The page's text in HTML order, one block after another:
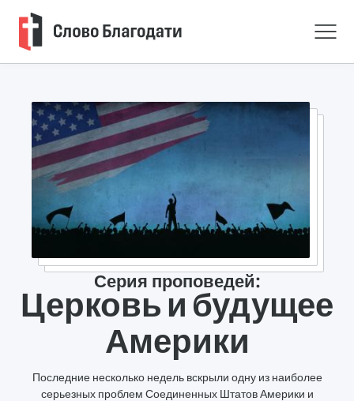
Серия проповедей:
Церковь и будущее
Америки
Последние несколько недель вскрыли одну из наиболее
серьезных проблем Соединенных Штатов Америки и